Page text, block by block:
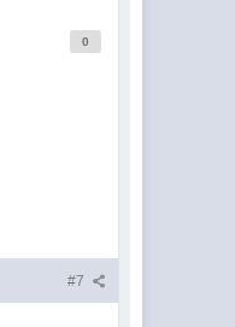
0
#7